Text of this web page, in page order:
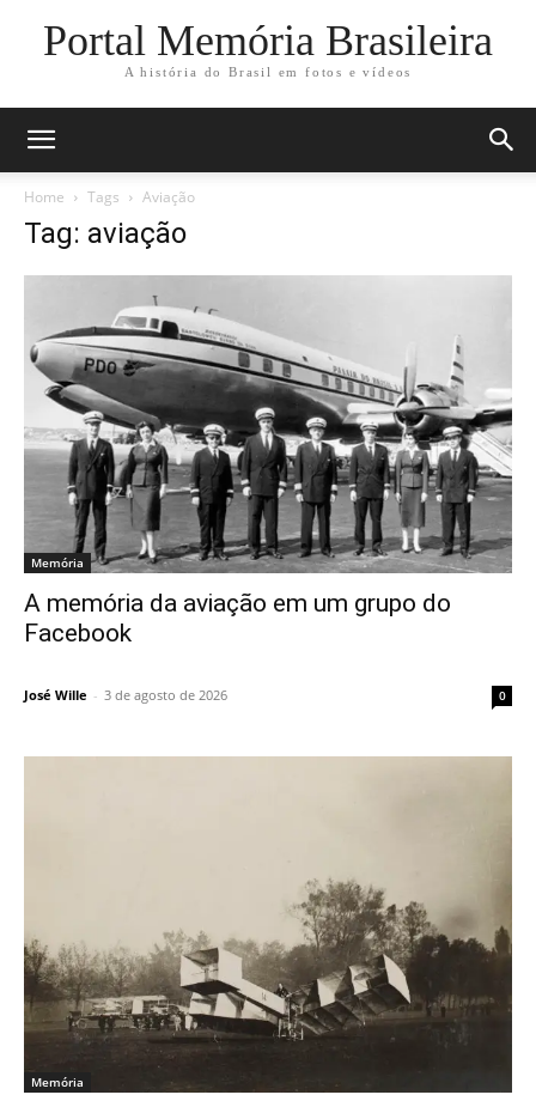
Portal Memória Brasileira
A história do Brasil em fotos e vídeos
Home Tags Aviação
Tag: aviação
Memória
A memória da aviação em um grupo do
Facebook
José Wille - 3 de agosto de 2026 0
Memória